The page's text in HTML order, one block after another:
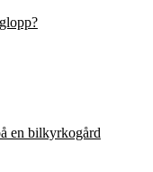
en bilkyrkogård